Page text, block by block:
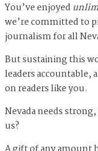
You’ve enjoyed
we’re committed to
journalism for all
But sustaining this
leaders
on readers like you.
Nevada needs
us?